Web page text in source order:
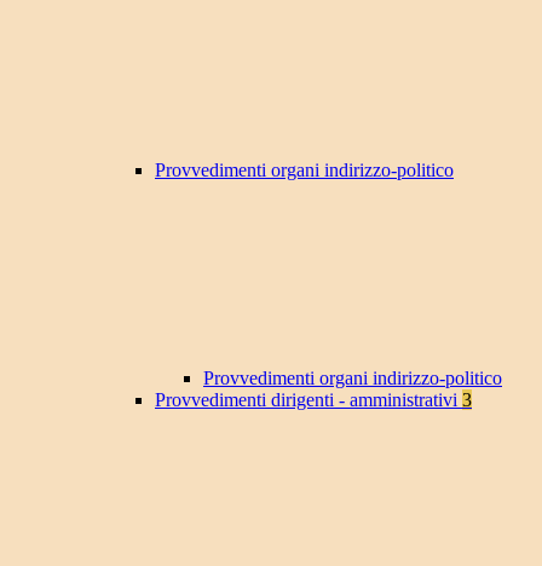
Provvedimenti organi indirizzo-politico
Provvedimenti organi indirizzo-politico
Provvedimenti dirigenti - amministrativi 3